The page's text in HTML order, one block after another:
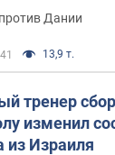
Дании
13,9 т.
тренер
изменил
из Израиля